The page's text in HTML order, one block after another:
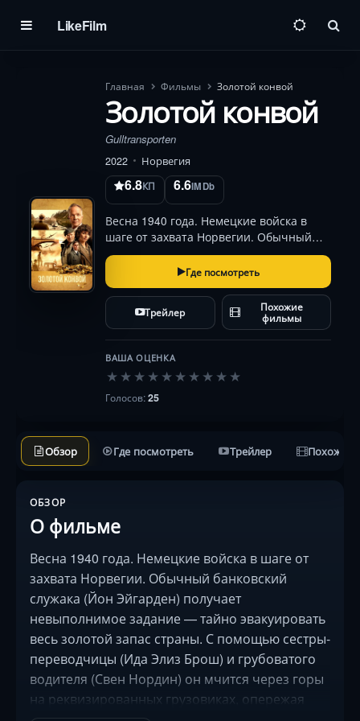
LikeFilm
Главная Фильмы Золотой конвой
Золотой конвой
Gulltransporten
2022
Норвегия
6.8КП 6.6IMDb
Весна 1940 года. Немецкие войска в
шаге от захвата Норвегии. Обычный
банковский служака (Йон Эйгарден)
получает невыполнимое задание —
тайно эвакуировать весь золотой запас
страны. С помощью сестры-
переводчицы (Ида Элиз …
Где посмотреть
Трейлер Похожие
фильмы
ВАША ОЦЕНКА
★ ★ ★ ★ ★ ★ ★ ★ ★ ★
Голосов:25
Обзор Где посмотреть Трейлер Похожие
ОБЗОР
О фильме
Весна 1940 года. Немецкие войска в шаге от
захвата Норвегии. Обычный банковский
служака (Йон Эйгарден) получает
невыполнимое задание — тайно эвакуировать
весь золотой запас страны. С помощью сестры-
переводчицы (Ида Элиз Брош) и грубоватого
водителя (Свен Нордин) он мчится через горы
на реквизированных грузовиках, опережая